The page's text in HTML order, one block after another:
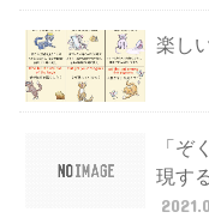
楽し
「ぞ
現す